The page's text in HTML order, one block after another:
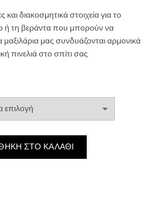
10.00€
through
και διακοσμητικά στοιχεία για το
ή τη βεράντα που μπορούν να
μας συνδυάζονται αρμονικά
πινελιά στο σπίτι σας
KISS795 ποσότητα
ΣΤΟ ΚΑΛΆΘΙ